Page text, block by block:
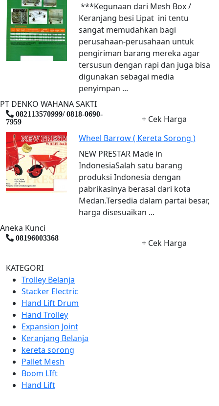
***Kegunaan dari Mesh Box /
Keranjang besi Lipat ini tentu
sangat memudahkan bagi
perusahaan-perusahaan untuk
pengiriman barang mereka agar
tersusun dengan rapi dan juga bisa
digunakan sebagai media
penyimpan ...
PT DENKO WAHANA SAKTI
082113570999/ 0818-0690-
7959
+ Cek Harga
Wheel Barrow ( Kereta Sorong )
NEW PRESTAR Made in
IndonesiaSalah satu barang
produksi Indonesia dengan
pabrikasinya berasal dari kota
Medan.Tersedia dalam partai besar,
harga disesuaikan ...
Aneka Kunci
08196003368 + Cek Harga
KATEGORI
Trolley Belanja
Stacker Electric
Hand Lift Drum
Hand Trolley
Expansion Joint
Keranjang Belanja
kereta sorong
Pallet Mesh
Boom LIft
Hand Lift